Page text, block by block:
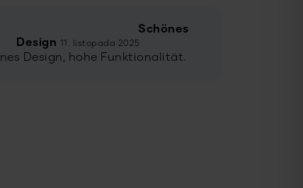
Schönes
Design 11. listopada 2025
Design, hohe Funktionalität.